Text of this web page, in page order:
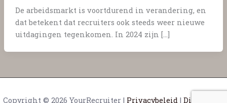
De arbeidsmarkt is voortdurend in verandering, en
dat betekent dat recruiters ook steeds weer nieuwe
uitdagingen tegenkomen. In 2024 zijn […]
Copyright © 2026 YourRecruiter | Privacybeleid| Disclaimer